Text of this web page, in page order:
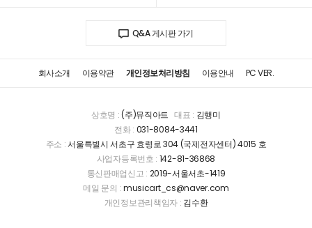
Q&A 게시판 가기
회사소개 이용약관 개인정보처리방침 이용안내 PC VER.
상호명 :(주)뮤직아트 대표 : 김행미
전화 : 031-8084-3441
주소 :서울특별시 서초구 효령로 304 (국제전자센터) 4015 호
사업자등록번호 : 142-81-36868
통신판매업신고 : 2019-서울서초-1419
메일 문의 :musicart_cs@naver.com
개인정보관리책임자 : 김수환